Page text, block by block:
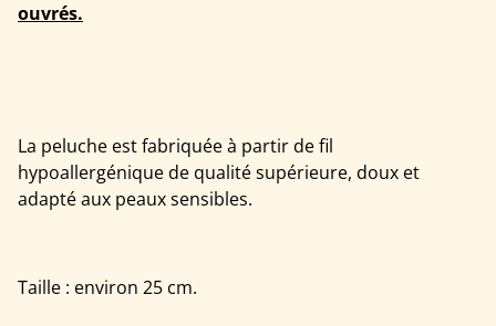
ouvrés.
La peluche est fabriquée à partir de fil
hypoallergénique de qualité supérieure, doux et
adapté aux peaux sensibles.
Taille : environ 25 cm.